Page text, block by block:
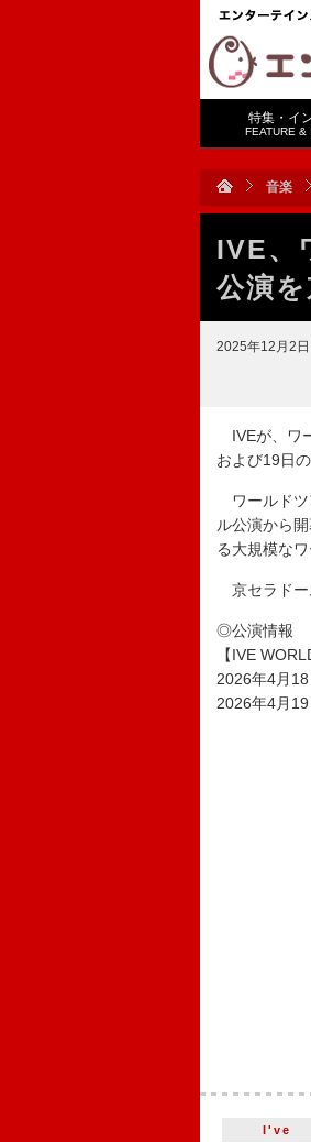
特集・イ
FEATURE &
音楽
IVE、
公演
2025年12月2
IVEが、ワ
および19日
ワールドツ
ル公演から
る大規模な
京セラドー
◎
【IVE
2026年4月
2026年4月
I've